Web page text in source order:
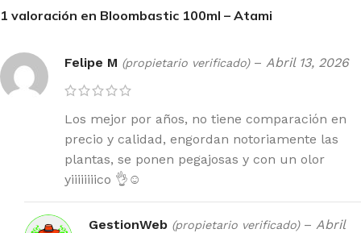
1 valoración en Bloombastic 100ml – Atami
Felipe M (propietario verificado) – Abril 13, 2026
Los mejor por años, no tiene comparación en
precio y calidad, engordan notoriamente las
plantas, se ponen pegajosas y con un olor
yiiiiiiiico 👌☺️
GestionWeb (propietario verificado) – Abril